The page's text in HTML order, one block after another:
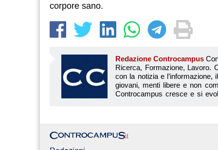
corpore sano.
Redazione Controcampus Controcampus è Il magazine più letto dai giovani su: Scuola, Università, Ricerca, Formazione, Lavoro. Controcampus nasce nell’ottobre 2001 con la missione di affiancare con la notizia e l’informazione, il mondo dell’istruzione e dell’università. Il suo cuore pulsante sono i giovani, menti libere e non compromesse da nessun interesse di parte. Il progetto è ambizioso e Controcampus cresce e si evolve arricchendo il proprio staff con nuovi giovani vogliosi di